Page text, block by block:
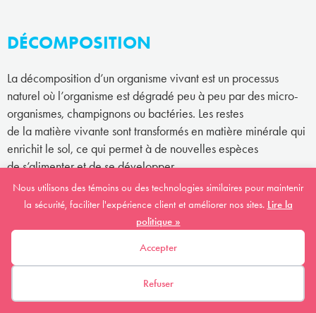
DÉCOMPOSITION
La décomposition d’un organisme vivant est un processus
naturel où l’organisme est dégradé peu à peu par des micro-
organismes, champignons ou bactéries. Les restes
de la matière vivante sont transformés en matière minérale qui
enrichit le sol, ce qui permet à de nouvelles espèces
de s’alimenter et de se développer.
DÉGRADATION DE L'HABITAT
La dégradation d’un habitat signifie que l’habitat est affecté
par des changements sans pour autant que sa grandeur
(superficie) diminue. Par exemple, si la qualité de l’eau
Nous utilisons des témoins ou des technologies similaires pour maintenir
la sécurité, faciliter l'expérience client et améliorer nos sites. Lire la
politique »
Accepter
Refuser